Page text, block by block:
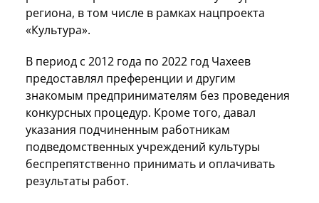
региона, в том числе в рамках нацпроекта
«Культура».
В период с 2012 года по 2022 год Чахеев
предоставлял преференции и другим
знакомым предпринимателям без проведения
конкурсных процедур. Кроме того, давал
указания подчиненным работникам
подведомственных учреждений культуры
беспрепятственно принимать и оплачивать
результаты работ.